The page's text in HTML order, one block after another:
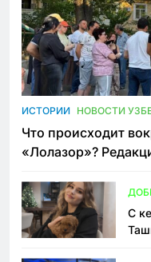
ИСТОРИИ НОВОСТИ
Что происходит
«Лолазор»?
С